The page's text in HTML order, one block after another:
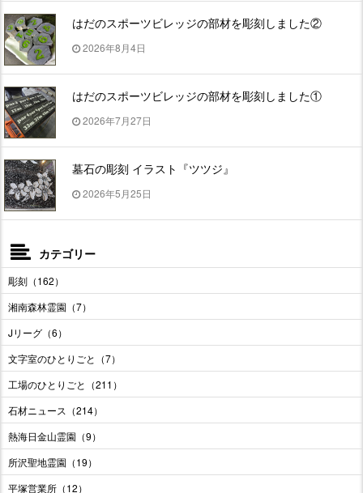
はだのスポーツビレッジの部材を彫刻しました②
2026年8月4日
はだのスポーツビレッジの部材を彫刻しました①
2026年7月27日
墓石の彫刻 イラスト『ツツジ』
2026年5月25日
カテゴリー
彫刻（162）
湘南森林霊園（7）
Jリーグ（6）
文字室のひとりごと（7）
工場のひとりごと（211）
石材ニュース（214）
熱海日金山霊園（9）
所沢聖地霊園（19）
平塚営業所（12）